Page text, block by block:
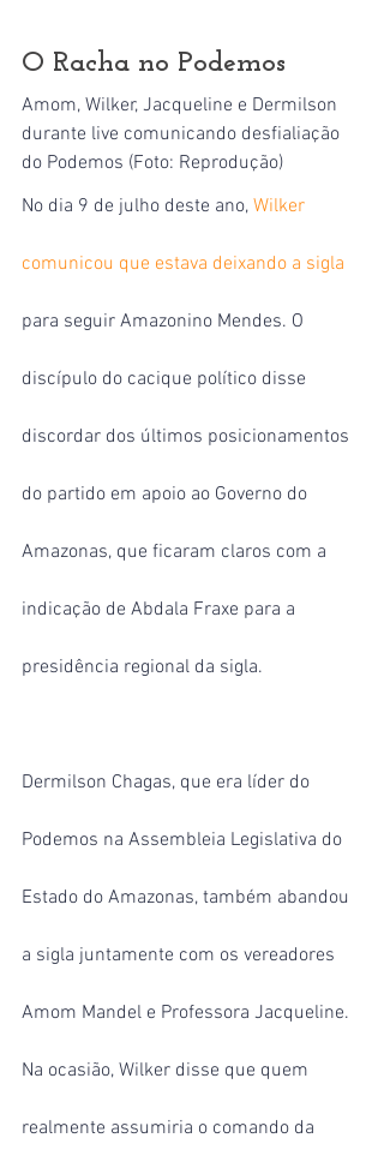
O Racha no Podemos
Amom, Wilker, Jacqueline e Dermilson
durante live comunicando desfialiação
do Podemos (Foto: Reprodução)
No dia 9 de julho deste ano, Wilker
comunicou que estava deixando a sigla
para seguir Amazonino Mendes. O
discípulo do cacique político disse
discordar dos últimos posicionamentos
do partido em apoio ao Governo do
Amazonas, que ficaram claros com a
indicação de Abdala Fraxe para a
presidência regional da sigla.
Dermilson Chagas, que era líder do
Podemos na Assembleia Legislativa do
Estado do Amazonas, também abandou
a sigla juntamente com os vereadores
Amom Mandel e Professora Jacqueline.
Na ocasião, Wilker disse que quem
realmente assumiria o comando da